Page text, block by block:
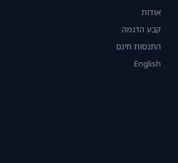
אודות
קבע הדגמה
התנסות חינם
English